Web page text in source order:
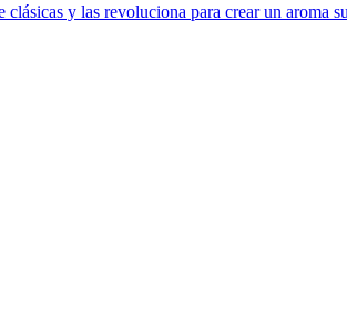
y las revoluciona para crear un aroma